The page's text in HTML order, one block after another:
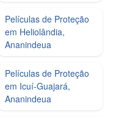
Películas de Proteção
em Heliolândia,
Ananindeua
Películas de Proteção
em Icuí‑Guajará,
Ananindeua